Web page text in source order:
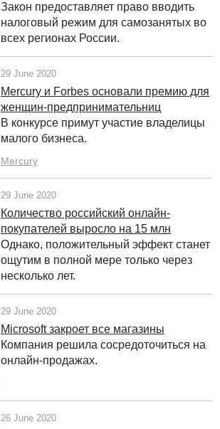
Закон предоставляет право вводить
налоговый режим для самозанятых во
всех регионах России.
29 June 2020
Mercury и Forbes основали премию для
женщин-предпринимательниц
В конкурсе примут участие владелицы
малого бизнеса.
Mercury
29 June 2020
Количество российский онлайн-
покупателей выросло на 15 млн
Однако, положительный эффект станет
ощутим в полной мере только через
несколько лет.
29 June 2020
Microsoft закроет все магазины
Компания решила сосредоточиться на
онлайн-продажах.
26 June 2020